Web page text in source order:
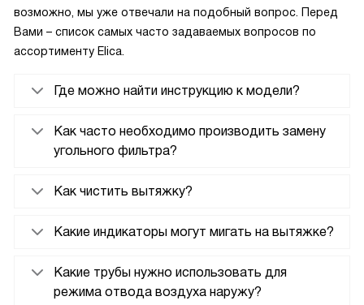
возможно, мы уже отвечали на подобный вопрос. Перед
Вами – список самых часто задаваемых вопросов по
ассортименту Elica.
Где можно найти инструкцию к модели?
Как часто необходимо производить замену
угольного фильтра?
Как чистить вытяжку?
Какие индикаторы могут мигать на вытяжке?
Какие трубы нужно использовать для
режима отвода воздуха наружу?